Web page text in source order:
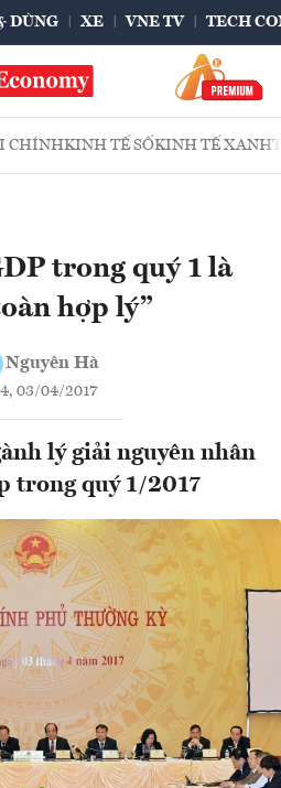
DÙNG XE VNE TV TECH
CHÍNHKINH TẾ SỐKINH TẾ XANH
trong quý 1 là
hợp lý”
Nguyên Hà
03/04/2017
lý giải nguyên nhân
trong quý 1/2017